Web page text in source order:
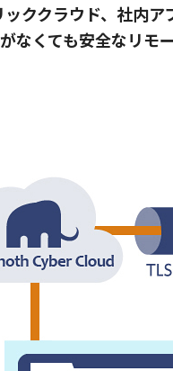
ククラウド、社内
くても安全なリモ